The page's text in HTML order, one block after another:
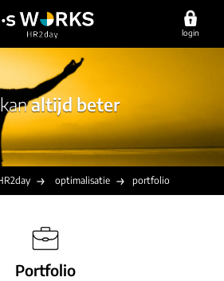
login
altijd beter
optimalisatie portfolio
Portfolio